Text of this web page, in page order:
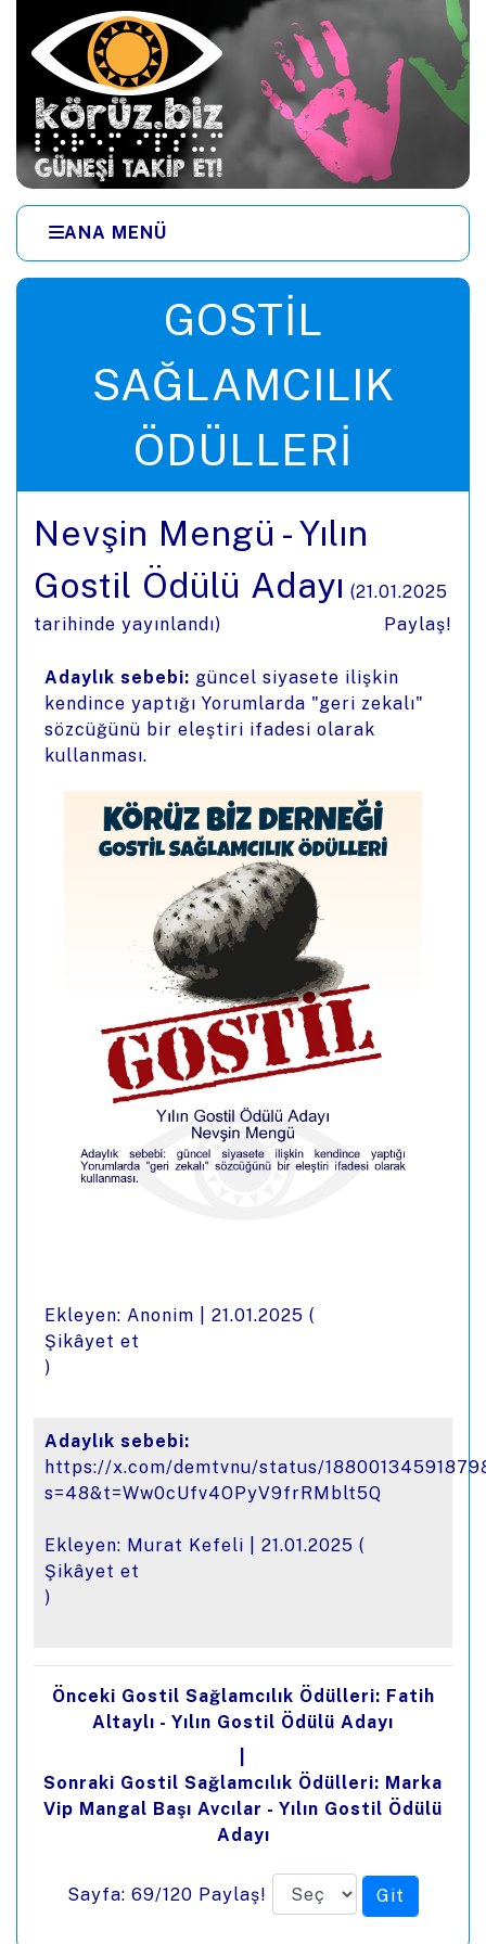
Ana içeriğe zıpla
ANA MENÜ
GOSTIL
SAĞLAMCILIK
ÖDÜLLERI
Nevşin Mengü - Yılın
Gostil Ödülü Adayı (21.01.2025
tarihinde yayınlandı)
Paylaş!
Adaylık sebebi: güncel siyasete ilişkin
kendince yaptığı Yorumlarda "geri zekalı"
sözcüğünü bir eleştiri ifadesi olarak
kullanması.
Ekleyen: Anonim | 21.01.2025 (
Şikâyet et
)
Adaylık sebebi:
https://x.com/demtvnu/status/
s=48&t=Ww0cUfv4OPyV9frRMblt5Q
Ekleyen: Murat Kefeli | 21.01.2025 (
Şikâyet et
)
Önceki Gostil Sağlamcılık Ödülleri: Fatih
Altaylı - Yılın Gostil Ödülü Adayı
Sonraki Gostil Sağlamcılık Ödülleri: Marka
Vip Mangal Başı Avcılar - Yılın Gostil Ödülü
Adayı
Sayfa: 69/120 Paylaş!
Menüye zıpla